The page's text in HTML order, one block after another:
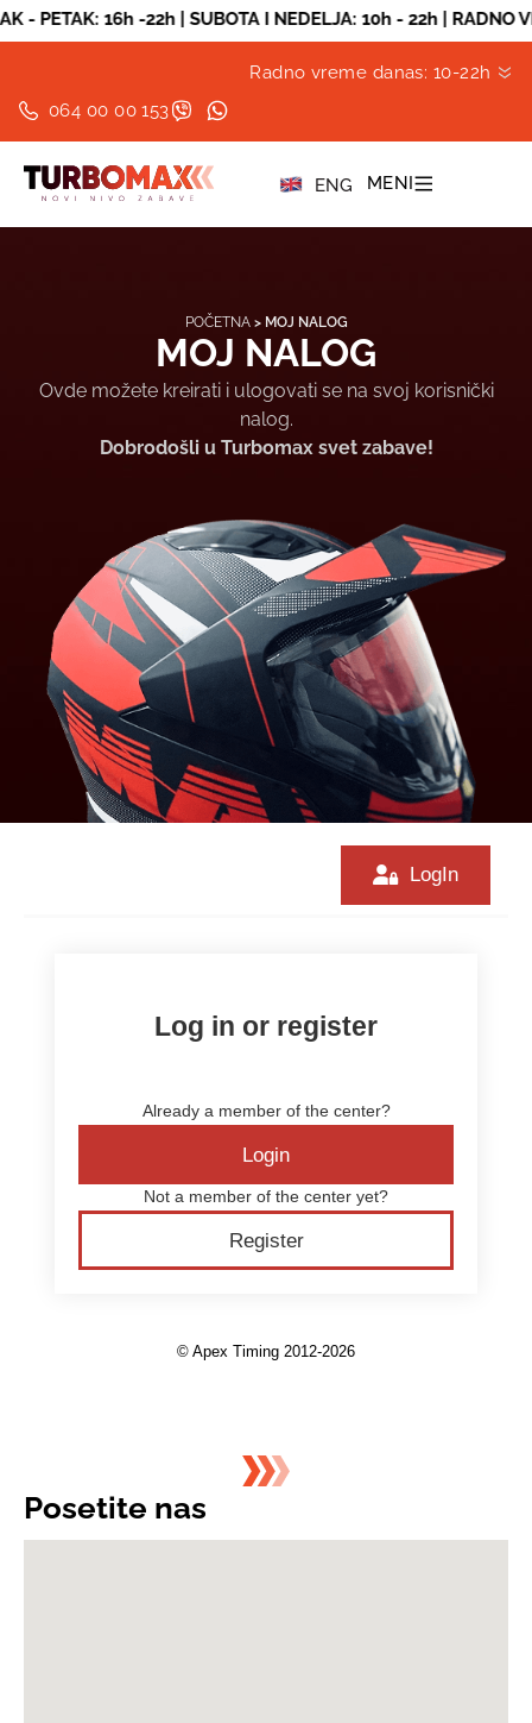
16h -22h | SUBOTA I NEDELJA: 10h - 22h | RADNO
Radno vreme danas: 10-22h
064 00 00 153
ENG MENI
POČETNA> MOJ NALOG
MOJ NALOG
Ovde možete kreirati i ulogovati se na svoj korisnički
nalog.
Dobrodošli u Turbomax svet zabave!
Posetite nas